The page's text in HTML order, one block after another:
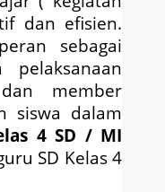
dan efisien.
sebagai
member
siswa dalam
4 SD / MI
SD Kelas 4